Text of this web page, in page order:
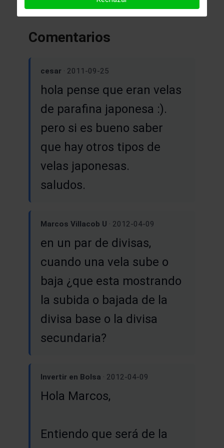
Comentarios
cesar· 2011-09-25
hola pense que eran velas
de parafina japonesa :).
pero si es bueno saber
que hay otros tipos de
velas japonesas.
saludos.
Marcos Villacob U · 2012-04-09
en un par de divisas,
cuando una vela sube o
baja ¿que esta mostrando
la subida o bajada de la
divisa base o la divisa
secundaria?
Invertir en Bolsa · 2012-04-09
Hola Marcos,
Entiendo que será de la